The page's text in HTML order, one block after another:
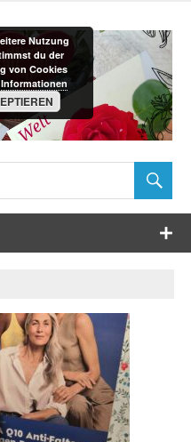
Leane´s-
Welt
Nutzung
du der
von Cookies